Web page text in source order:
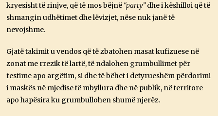
kryesisht të rinjve, që të mos bëjnë “party”dhe i këshilloi që të
shmangin udhëtimet dhe lëvizjet, nëse nuk janë të
nevojshme.
Gjatë takimit u vendos që të zbatohen masat kufizuese në
zonat me rrezik të lartë, të ndalohen grumbullimet për
festime apo argëtim, si dhe të bëhet i detyrueshëm përdorimi
i maskës në mjedise të mbyllura dhe në publik, në territore
apo hapësira ku grumbullohen shumë njerëz.